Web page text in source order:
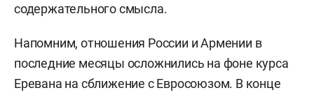
содержательного смысла.
Напомним, отношения России и Армении в
последние месяцы осложнились на фоне курса
Еревана на сближение с Евросоюзом. В конце